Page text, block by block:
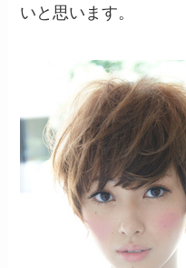
いと思います。